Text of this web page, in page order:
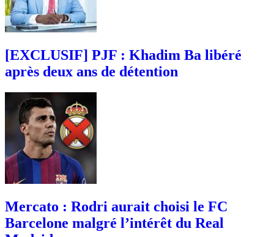
[EXCLUSIF] PJF : Khadim Ba libéré
après deux ans de détention
Mercato : Rodri aurait choisi le FC
Barcelone malgré l’intérêt du Real